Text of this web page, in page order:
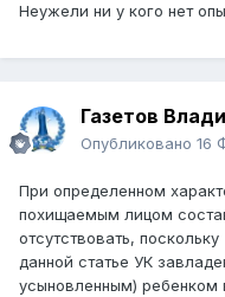
Неужели ни у кого нет
Газетов
Опубликовано 16
При определенном
похищаемым лицом
отсутствовать,
данной статье УК
усыновленным) ребенком